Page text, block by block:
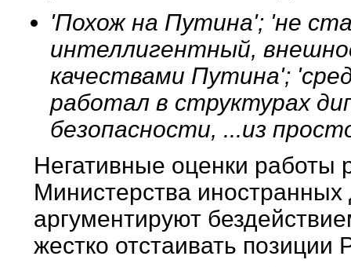
'Похож на Путина'; 'не
интеллигентный,
качествами Путина';
работал в структурах
безопасности, ...из
Негативные оценки работы
Министерства
аргументируют
жестко отстаивать